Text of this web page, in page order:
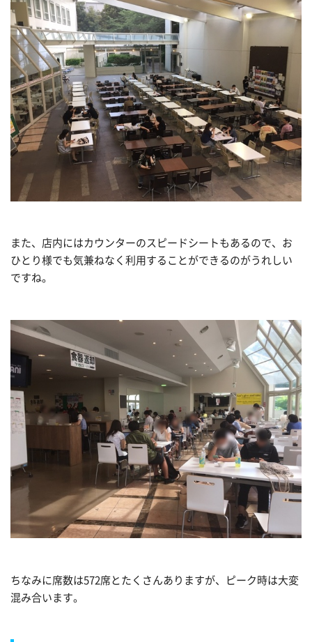
また、店内にはカウンターのスピードシートもあるので、お
ひとり様でも気兼ねなく利用することができるのがうれしい
ですね。
ちなみに席数は572席とたくさんありますが、ピーク時は大変
混み合います。